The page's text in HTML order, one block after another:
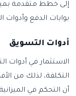
إلى خطط متقدمة
بوابات الدفع وأدوات
أدوات التسويق
الاستثمار في أدوات
التكلفة، لذلك من
أن التحكم في